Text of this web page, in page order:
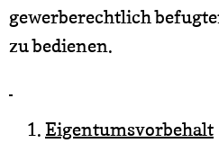
gewerberechtlich
zu bedienen.
Eigentumsvorbehalt